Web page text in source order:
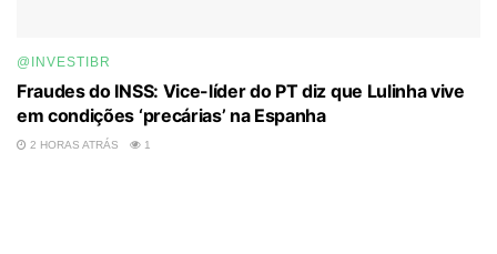
@INVESTIBR
Fraudes do INSS: Vice-líder do PT diz que Lulinha vive
em condições ‘precárias’ na Espanha
2 HORAS ATRÁS 1